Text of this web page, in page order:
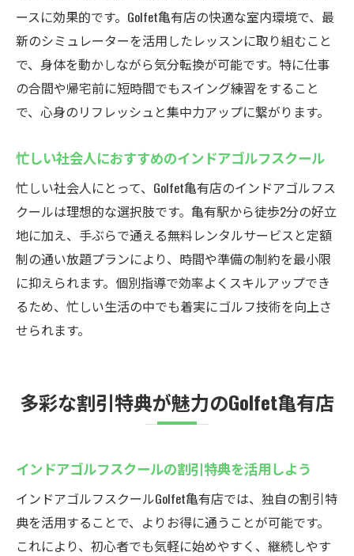
ースに効果的です。Golfet亀有店の快適な室内環境で、最
新のシミュレーターを活用したレッスンに取り組むこと
で、身体を動かしながら気分転換が可能です。特に仕事
の合間や帰宅前に短時間でもスイング練習をすること
で、心身のリフレッシュと集中力アップに繋がります。
忙しい社会人におすすめのインドアゴルフスクール
忙しい社会人にとって、Golfet亀有店のインドアゴルフス
クールは理想的な選択肢です。亀有駅から徒歩2分の好立
地に加え、手ぶらで通える無料レンタルサービスと定額
制の通い放題プランにより、時間や準備の制約を最小限
に抑えられます。個別指導で効率よくスキルアップでき
るため、忙しい生活の中でも着実にゴルフ技術を向上さ
せられます。
多彩な割引特典が魅力のGolfet亀有店
インドアゴルフスクールの割引特典を活用しよう
インドアゴルフスクールGolfet亀有店では、独自の割引特
典を活用することで、よりお得に通うことが可能です。
これにより、初心者でも気軽に始めやすく、継続しやす